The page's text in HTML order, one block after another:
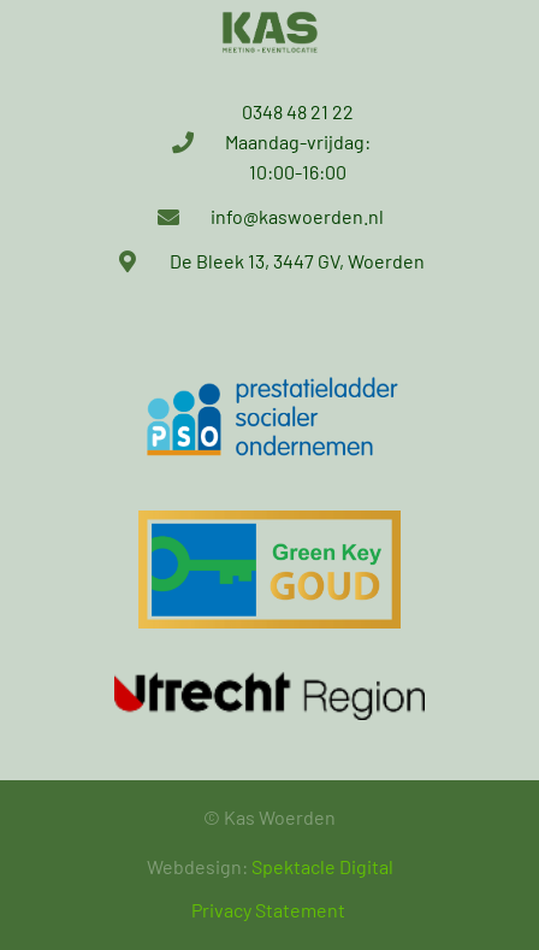
0348 48 21 22
Maandag-vrijdag:
10:00-16:00
info@kaswoerden.nl
De Bleek 13, 3447 GV, Woerden
© Kas Woerden
Webdesign: Spektacle Digital
Privacy Statement